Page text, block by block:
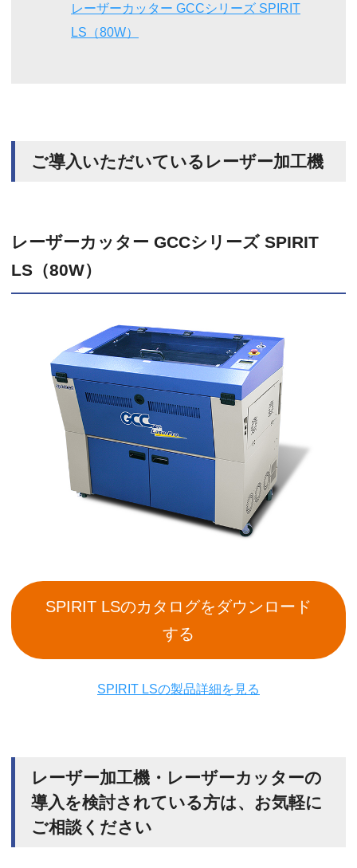
レーザーカッター GCCシリーズ SPIRIT
LS（80W）
ご導入いただいているレーザー加工機
レーザーカッター GCCシリーズ SPIRIT
LS（80W）
SPIRIT LSのカタログをダウンロード
する
SPIRIT LSの製品詳細を見る
レーザー加工機・レーザーカッターの
導入を検討されている方は、お気軽に
ご相談ください